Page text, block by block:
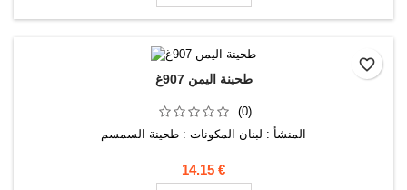
طحينة اليمن 907غ
(0)
المنشأ : لبنان المكونات : طحينة السمسم
14.15 €
favorite_border